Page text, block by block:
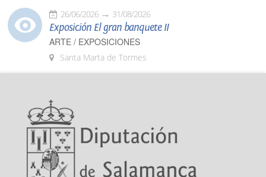
26/06/2026 31/08/2026
Exposición El gran banquete II
ARTE / EXPOSICIONES
Santa Marta de Tormes